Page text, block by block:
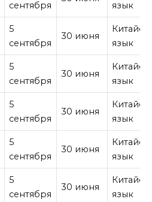
сентября
язык
5
сентября
30 июня
язык
5
сентября
30 июня
язык
5
сентября
30 июня
язык
5
сентября
30 июня
язык
5
сентября
30 июня
язык